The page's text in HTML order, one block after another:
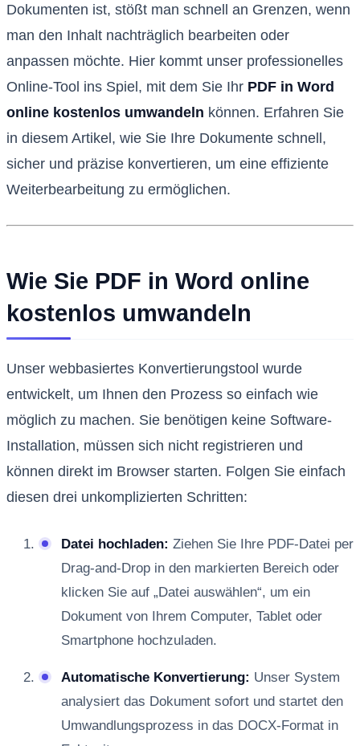
Dokumenten ist, stößt man schnell an Grenzen, wenn
man den Inhalt nachträglich bearbeiten oder
anpassen möchte. Hier kommt unser professionelles
Online-Tool ins Spiel, mit dem Sie Ihr PDF in Word
online kostenlos umwandeln können. Erfahren Sie
in diesem Artikel, wie Sie Ihre Dokumente schnell,
sicher und präzise konvertieren, um eine effiziente
Weiterbearbeitung zu ermöglichen.
Wie Sie PDF in Word online
kostenlos umwandeln
Unser webbasiertes Konvertierungstool wurde
entwickelt, um Ihnen den Prozess so einfach wie
möglich zu machen. Sie benötigen keine Software-
Installation, müssen sich nicht registrieren und
können direkt im Browser starten. Folgen Sie einfach
diesen drei unkomplizierten Schritten:
Datei hochladen: Ziehen Sie Ihre PDF-Datei per
Drag-and-Drop in den markierten Bereich oder
klicken Sie auf „Datei auswählen“, um ein
Dokument von Ihrem Computer, Tablet oder
Smartphone hochzuladen.
Automatische Konvertierung: Unser System
analysiert das Dokument sofort und startet den
Umwandlungsprozess in das DOCX-Format in